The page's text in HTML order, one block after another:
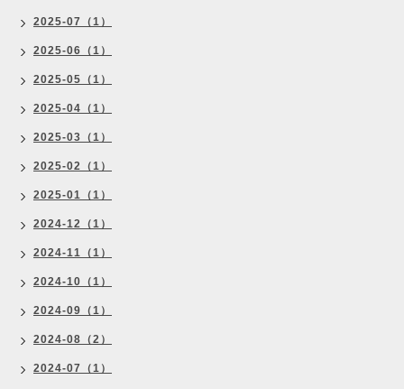
2025-07（1）
2025-06（1）
2025-05（1）
2025-04（1）
2025-03（1）
2025-02（1）
2025-01（1）
2024-12（1）
2024-11（1）
2024-10（1）
2024-09（1）
2024-08（2）
2024-07（1）